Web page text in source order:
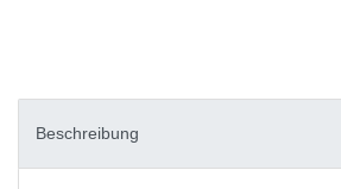
Beschreibung